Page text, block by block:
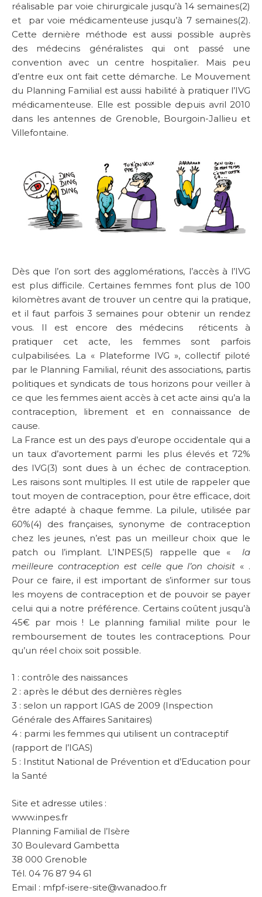
réalisable par voie chirurgicale jusqu’à 14 semaines(2)
et par voie médicamenteuse jusqu’à 7 semaines(2).
Cette dernière méthode est aussi possible auprès
des médecins généralistes qui ont passé une
convention avec un centre hospitalier. Mais peu
d’entre eux ont fait cette démarche. Le Mouvement
du Planning Familial est aussi habilité à pratiquer l’IVG
médicamenteuse. Elle est possible depuis avril 2010
dans les antennes de Grenoble, Bourgoin-Jallieu et
Villefontaine.
Dès que l’on sort des agglomérations, l’accès à l’IVG
est plus difficile. Certaines femmes font plus de 100
kilomètres avant de trouver un centre qui la pratique,
et il faut parfois 3 semaines pour obtenir un rendez
vous. Il est encore des médecins réticents à
pratiquer cet acte, les femmes sont parfois
culpabilisées. La « Plateforme IVG », collectif piloté
par le Planning Familial, réunit des associations, partis
politiques et syndicats de tous horizons pour veiller à
ce que les femmes aient accès à cet acte ainsi qu’a la
contraception, librement et en connaissance de
cause.
La France est un des pays d’europe occidentale qui a
un taux d’avortement parmi les plus élevés et 72%
des IVG(3) sont dues à un échec de contraception.
Les raisons sont multiples. Il est utile de rappeler que
tout moyen de contraception, pour être efficace, doit
être adapté à chaque femme. La pilule, utilisée par
60%(4) des françaises, synonyme de contraception
chez les jeunes, n’est pas un meilleur choix que le
patch ou l’implant. L’INPES(5) rappelle que «
la
meilleure contraception est celle que l’on choisit « .
Pour ce faire, il est important de s’informer sur tous
les moyens de contraception et de pouvoir se payer
celui qui a notre préférence. Certains coûtent jusqu’à
45€ par mois ! Le planning familial milite pour le
remboursement de toutes les contraceptions. Pour
qu’un réel choix soit possible.
1 : contrôle des naissances
2 : après le début des dernières règles
3 : selon un rapport IGAS de 2009 (Inspection
Générale des Affaires Sanitaires)
4 : parmi les femmes qui utilisent un contraceptif
(rapport de l’IGAS)
5 : Institut National de Prévention et d’Education pour
la Santé
Site et adresse utiles :
www.inpes.fr
Planning Familial de l’Isère
30 Boulevard Gambetta
38 000 Grenoble
Tél. 04 76 87 94 61
Email : mfpf-isere-site@wanadoo.fr